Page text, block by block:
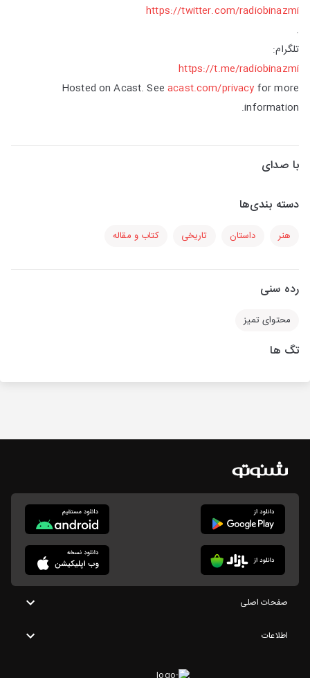
https://twitter.com/radiobinazmi
.
تلگرام:
https://t.me/radiobinazmi
Hosted on Acast. Seeacast.com/privacy for more
information.
با صدای
دسته بندی‌ها
هنر داستان تاریخی کتاب و مقاله
رده سنی
محتوای تمیز
تگ ها
صفحات اصلی
اطلاعات